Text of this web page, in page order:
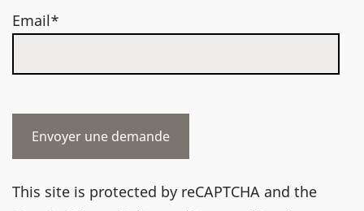
Email*
This site is protected by reCAPTCHA and the